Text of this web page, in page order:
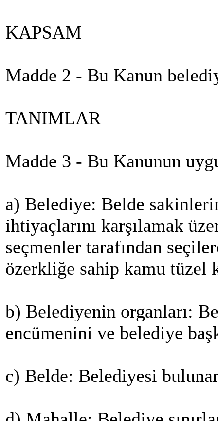
KAPSAM
Madde 2 - Bu Kanun
TANIMLAR
Madde 3 - Bu Kanunun
a) Belediye: Belde
ihtiyaçlarını karşılamak
seçmenler tarafından
özerkliğe sahip kamu tüzel
b) Belediyenin organları:
encümenini ve belediye
c) Belde: Belediyesi